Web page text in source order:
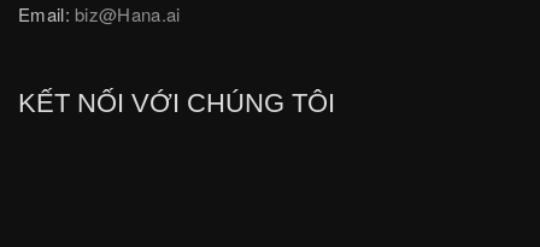
Email:biz@Hana.ai
KẾT NỐI VỚI CHÚNG TÔI